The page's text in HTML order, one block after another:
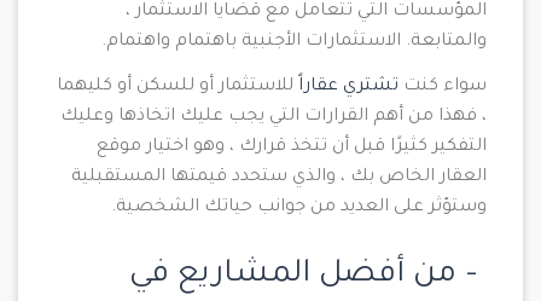
المؤسسات التي تتعامل مع قضايا الاستثمار ،
والمتابعة. الاستثمارات الأجنبية باهتمام واهتمام.
سواء كنت تشتري عقاراً للاستثمار أو للسكن أو كليهما
، فهذا من أهم القرارات التي يجب عليك اتخاذها وعليك
التفكير كثيرًا قبل أن تتخذ قرارك ، وهو اختيار موقع
العقار الخاص بك ، والذي ستحدد قيمتها المستقبلية
وستؤثر على العديد من جوانب حياتك الشخصية.
– من أفضل المشاريع في